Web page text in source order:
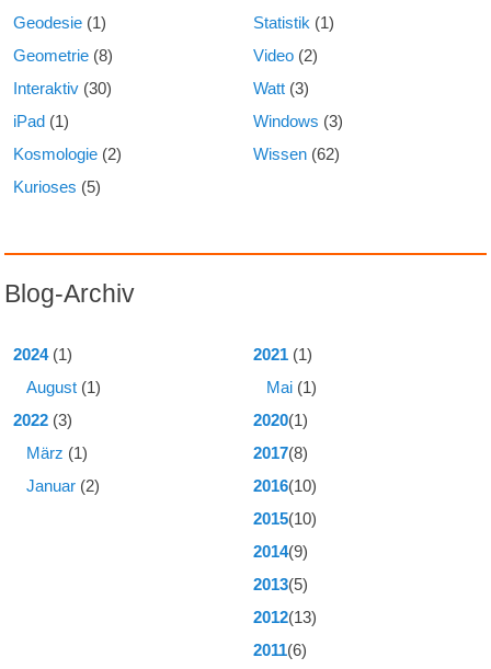
Geodesie(1)
Geometrie(8)
Interaktiv(30)
iPad(1)
Kosmologie(2)
Kurioses (5)
Statistik (1)
Video (2)
Watt (3)
Windows (3)
Wissen (62)
Blog-Archiv
2024(1)
August(1)
2022(3)
März (1)
Januar(2)
2021 (1)
Mai (1)
2020(1)
2017(8)
2016(10)
2015(10)
2014(9)
2013(5)
2012(13)
2011(6)